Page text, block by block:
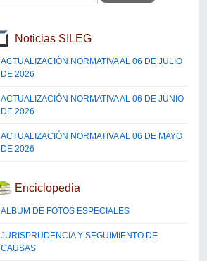
Noticias SILEG
ACTUALIZACIÓN NORMATIVA AL 06 DE JULIO
DE 2026
ACTUALIZACIÓN NORMATIVA AL 06 DE JUNIO
DE 2026
ACTUALIZACIÓN NORMATIVA AL 06 DE MAYO
DE 2026
Enciclopedia
ALBUM DE FOTOS ESPECIALES
JURISPRUDENCIA Y SEGUIMIENTO DE
CAUSAS